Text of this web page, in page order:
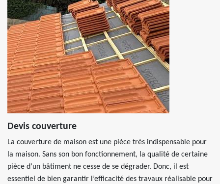
Devis couverture
La couverture de maison est une pièce très indispensable pour
la maison. Sans son bon fonctionnement, la qualité de certaine
pièce d’un bâtiment ne cesse de se dégrader. Donc, il est
essentiel de bien garantir l’efficacité des travaux réalisable pour